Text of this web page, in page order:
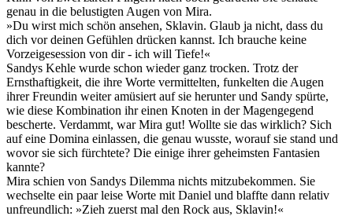
genau in die belustigten Augen von Mira.
»Du wirst mich schön ansehen, Sklavin. Glaub ja nicht, dass du
dich vor deinen Gefühlen drücken kannst. Ich brauche keine
Vorzeigesession von dir - ich will Tiefe!«
Sandys Kehle wurde schon wieder ganz trocken. Trotz der
Ernsthaftigkeit, die ihre Worte vermittelten, funkelten die Augen
ihrer Freundin weiter amüsiert auf sie herunter und Sandy spürte,
wie diese Kombination ihr einen Knoten in der Magengegend
bescherte. Verdammt, war Mira gut! Wollte sie das wirklich? Sich
auf eine Domina einlassen, die genau wusste, worauf sie stand und
wovor sie sich fürchtete? Die einige ihrer geheimsten Fantasien
kannte?
Mira schien von Sandys Dilemma nichts mitzubekommen. Sie
wechselte ein paar leise Worte mit Daniel und blaffte dann relativ
unfreundlich: »Zieh zuerst mal den Rock aus, Sklavin!«